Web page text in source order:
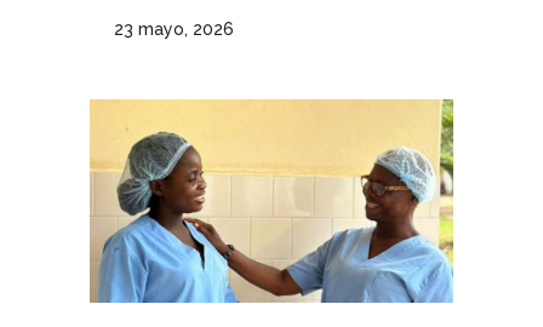
23 mayo, 2026